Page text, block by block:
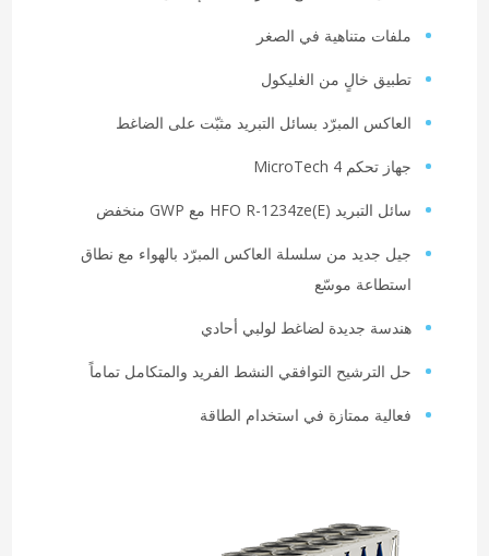
ملفات متناهية في الصغر
تطبيق خالٍ من الغليكول
العاكس المبرّد بسائل التبريد مثبّت على الضاغط
جهاز تحكم MicroTech 4
سائل التبريد HFO R-1234ze(E) مع GWP منخفض
جيل جديد من سلسلة العاكس المبرّد بالهواء مع نطاق
استطاعة موسّع
هندسة جديدة لضاغط لولبي أحادي
حل الترشيح التوافقي النشط الفريد والمتكامل تماماً
فعالية ممتازة في استخدام الطاقة